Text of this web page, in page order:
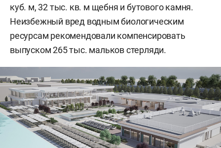
куб. м, 32 тыс. кв. м щебня и бутового камня.
Неизбежный вред водным биологическим
ресурсам рекомендовали компенсировать
выпуском 265 тыс. мальков стерляди.